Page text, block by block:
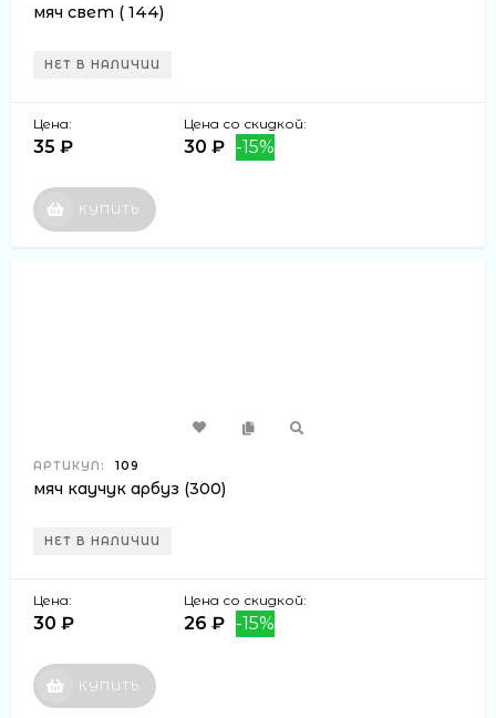
мяч свет ( 144)
НЕТ В НАЛИЧИИ
Цена:
35 ₽
Цена со скидкой:
30 ₽ -15%
КУПИТЬ
АРТИКУЛ: 109
мяч каучук арбуз (300)
НЕТ В НАЛИЧИИ
Цена:
30 ₽
Цена со скидкой:
26 ₽ -15%
КУПИТЬ